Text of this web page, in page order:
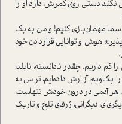
نکند دستی روی کمرش، دارد او را
سما مهمان‌بازی کنیم! و من به یک
هوش و توانایی قرار‌دادن خود
داریم. چقدر نادانسته، نابلد،
بکاویم، آزارش داده‌ایم، ترس به
هر آدمی در درون خودش تنها‌ست،
دیگرانی، ژرفای تلخ و تاریک